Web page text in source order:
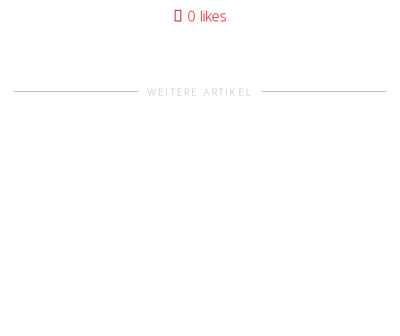
0 likes
WEITERE ARTIKEL